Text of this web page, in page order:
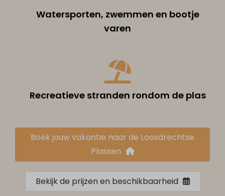
Watersporten, zwemmen en bootje
varen
Recreatieve stranden rondom de plas
Boek jouw vakantie naar de Loosdrechtse
Plassen
Bekijk de prijzen en beschikbaarheid